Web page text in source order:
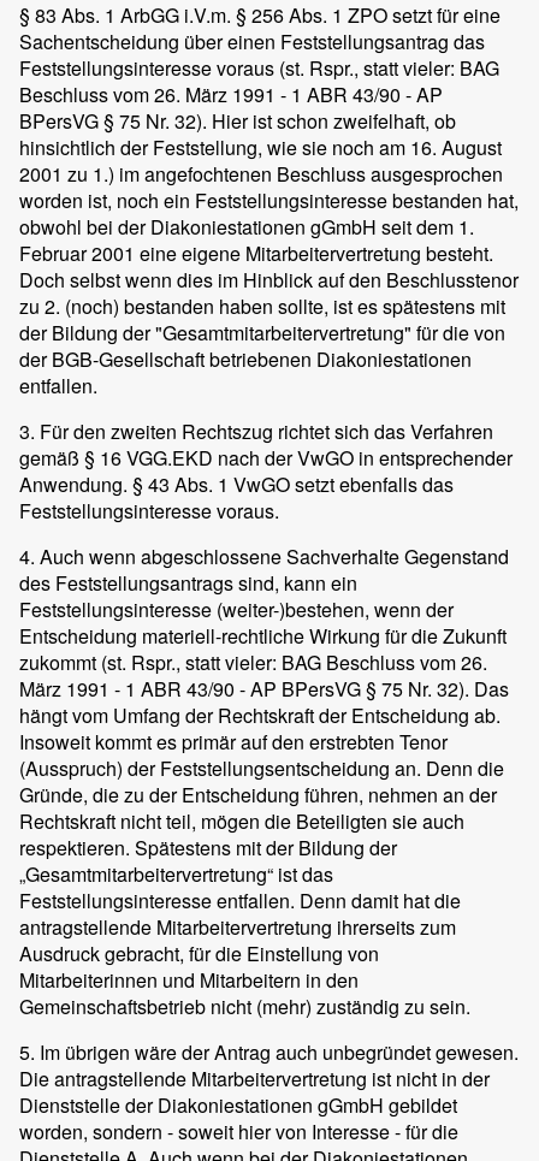
§ 83 Abs. 1 ArbGG i.V.m. § 256 Abs. 1 ZPO setzt für eine
Sachentscheidung über einen Feststellungsantrag das
Feststellungsinteresse voraus (st. Rspr., statt vieler: BAG
Beschluss vom 26. März 1991 - 1 ABR 43/90 - AP
BPersVG § 75 Nr. 32). Hier ist schon zweifelhaft, ob
hinsichtlich der Feststellung, wie sie noch am 16. August
2001 zu 1.) im angefochtenen Beschluss ausgesprochen
worden ist, noch ein Feststellungsinteresse bestanden hat,
obwohl bei der Diakoniestationen gGmbH seit dem 1.
Februar 2001 eine eigene Mitarbeitervertretung besteht.
Doch selbst wenn dies im Hinblick auf den Beschlusstenor
zu 2. (noch) bestanden haben sollte, ist es spätestens mit
der Bildung der "Gesamtmitarbeitervertretung" für die von
der BGB-Gesellschaft betriebenen Diakoniestationen
entfallen.
3. Für den zweiten Rechtszug richtet sich das Verfahren
gemäß § 16 VGG.EKD nach der VwGO in entsprechender
Anwendung. § 43 Abs. 1 VwGO setzt ebenfalls das
Feststellungsinteresse voraus.
4. Auch wenn abgeschlossene Sachverhalte Gegenstand
des Feststellungsantrags sind, kann ein
Feststellungsinteresse (weiter-)bestehen, wenn der
Entscheidung materiell-rechtliche Wirkung für die Zukunft
zukommt (st. Rspr., statt vieler: BAG Beschluss vom 26.
März 1991 - 1 ABR 43/90 - AP BPersVG § 75 Nr. 32). Das
hängt vom Umfang der Rechtskraft der Entscheidung ab.
Insoweit kommt es primär auf den erstrebten Tenor
(Ausspruch) der Feststellungsentscheidung an. Denn die
Gründe, die zu der Entscheidung führen, nehmen an der
Rechtskraft nicht teil, mögen die Beteiligten sie auch
respektieren. Spätestens mit der Bildung der
„Gesamtmitarbeitervertretung“ ist das
Feststellungsinteresse entfallen. Denn damit hat die
antragstellende Mitarbeitervertretung ihrerseits zum
Ausdruck gebracht, für die Einstellung von
Mitarbeiterinnen und Mitarbeitern in den
Gemeinschaftsbetrieb nicht (mehr) zuständig zu sein.
5. Im übrigen wäre der Antrag auch unbegründet gewesen.
Die antragstellende Mitarbeitervertretung ist nicht in der
Dienststelle der Diakoniestationen gGmbH gebildet
worden, sondern - soweit hier von Interesse - für die